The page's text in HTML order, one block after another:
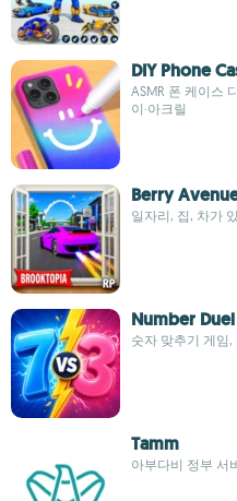
DIY Phone
ASMR 폰 케이스
이·아크릴
Berry
일자리, 집, 차가
Number Duel
숫자 맞추기 게임
Tamm
아부다비 정부 서